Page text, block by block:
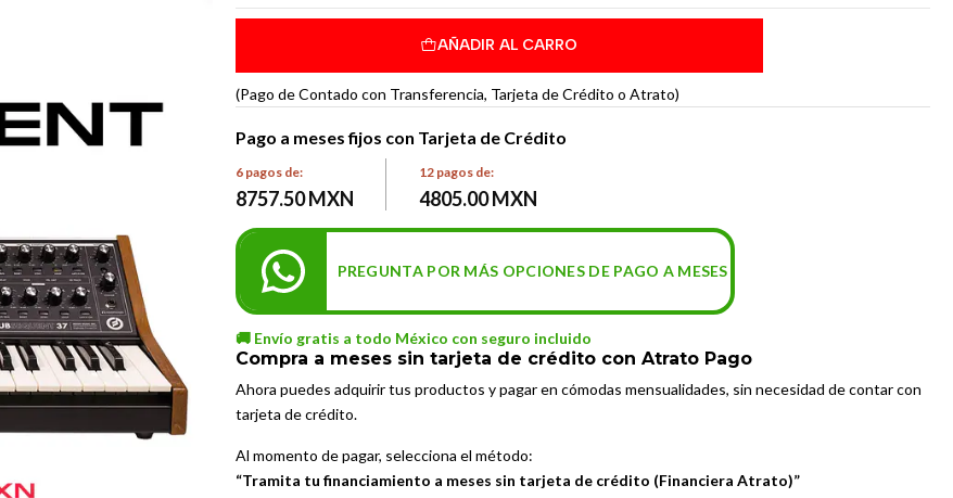
AÑADIR AL CARRO
(Pago de Contado con Transferencia, Tarjeta de Crédito o Atrato)
Pago a meses fijos con Tarjeta de Crédito
6 pagos de:
8757.50 MXN
12 pagos de:
4805.00 MXN
PREGUNTA POR MÁS OPCIONES DE PAGO A MESES
🚚 Envío gratis a todo México con seguro incluido
Compra a meses sin tarjeta de crédito con Atrato Pago
Ahora puedes adquirir tus productos y pagar en cómodas mensualidades, sin necesidad de contar con
tarjeta de crédito.
Al momento de pagar, selecciona el método:
“Tramita tu financiamiento a meses sin tarjeta de crédito (Financiera Atrato)”